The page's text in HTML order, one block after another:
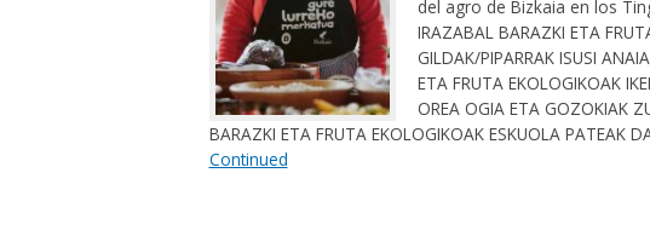
del agro de Bizkaia en los
IRAZABAL BARAZKI ETA
GILDAK/PIPARRAK ISUSI
ETA FRUTA EKOLOGIKOAK
OREA OGIA ETA GOZOKIAK
BARAZKI ETA FRUTA EKOLOGIKOAK ESKUOLA PATEAK
Continued